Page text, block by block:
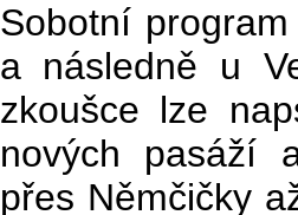
Sobotní program
a následně u
zkoušce lze
nových pasáží
přes Němčičky